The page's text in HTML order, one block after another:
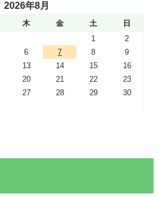
2026年8月
木 金 土
日
1
2
6 7 8
9
13 14 15
16
20 21 22
23
27 28 29
30